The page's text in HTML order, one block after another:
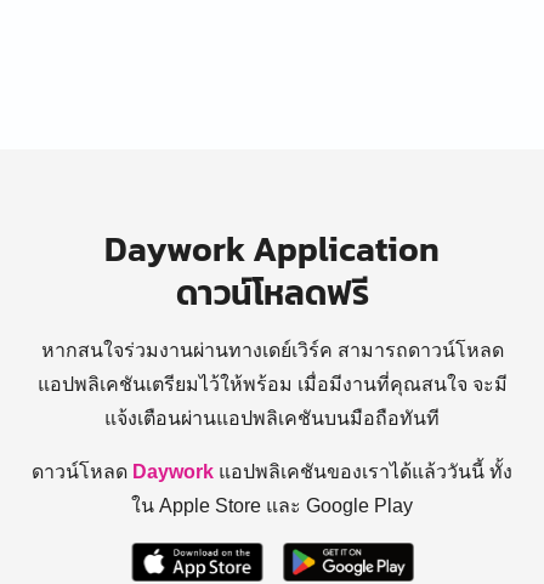
Daywork Application
ดาวน์โหลดฟรี
หากสนใจร่วมงานผ่านทางเดย์เวิร์ค สามารถดาวน์โหลด
แอปพลิเคชันเตรียมไว้ให้พร้อม เมื่อมีงานที่คุณสนใจ จะมี
แจ้งเตือนผ่านแอปพลิเคชันบนมือถือทันที
ดาวน์โหลด Daywork แอปพลิเคชันของเราได้แล้ววันนี้ ทั้ง
ใน Apple Store และ Google Play